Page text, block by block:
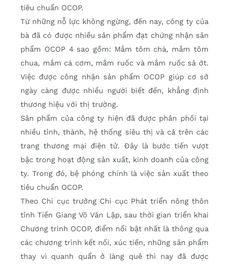
tiêu chuẩn OCOP.
Từ những nỗ lực không ngừng, đến nay, công ty của
bà đã có được nhiều sản phẩm đạt chứng nhận sản
phẩm OCOP 4 sao gồm: Mắm tôm chà, mắm tôm
chua, mắm cá cơm, mắm ruốc và mắm ruốc sả ớt.
Việc được công nhận sản phẩm OCOP giúp cơ sở
ngày càng được nhiều người biết đến, khẳng định
thương hiệu với thị trường.
Sản phẩm của công ty hiện đã được phân phối tại
nhiều tỉnh, thành, hệ thống siêu thị và cả trên các
trang thương mại điện tử. Đây là bước tiến vượt
bậc trong hoạt động sản xuất, kinh doanh của công
ty. Trong đó, bệ phóng chính là việc sản xuất theo
tiêu chuẩn OCOP.
Theo Chi cục trưởng Chi cục Phát triển nông thôn
tỉnh Tiền Giang Võ Văn Lập, sau thời gian triển khai
Chương trình OCOP, điểm nổi bật nhất là thông qua
các chương trình kết nối, xúc tiến, những sản phẩm
thay vì quanh quẩn ở làng quê thì nay đã được